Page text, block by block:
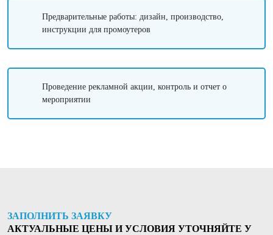
Предварительные работы: дизайн, производство,
инструкции для промоутеров
Проведение рекламной акции, контроль и отчет о
мероприятии
ЗАПОЛНИТЬ ЗАЯВКУ
АКТУАЛЬНЫЕ ЦЕНЫ И УСЛОВИЯ УТОЧНЯЙТЕ У